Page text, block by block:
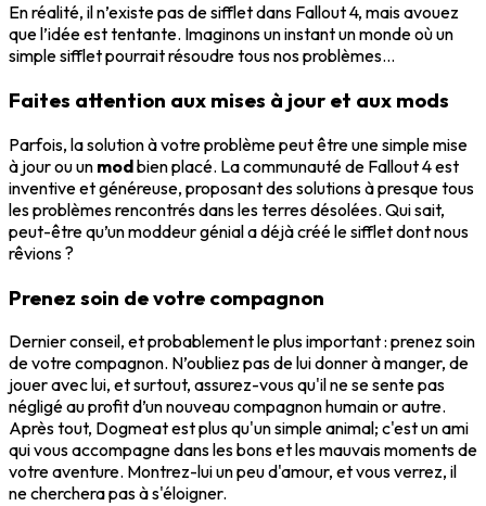
En réalité, il n’existe pas de sifflet dans Fallout 4, mais avouez
que l’idée est tentante. Imaginons un instant un monde où un
simple sifflet pourrait résoudre tous nos problèmes...
Faites attention aux mises à jour et aux mods
Parfois, la solution à votre problème peut être une simple mise
à jour ou un modbien placé. La communauté de Fallout 4 est
inventive et généreuse, proposant des solutions à presque tous
les problèmes rencontrés dans les terres désolées. Qui sait,
peut-être qu’un moddeur génial a déjà créé le sifflet dont nous
rêvions ?
Prenez soin de votre compagnon
Dernier conseil, et probablement le plus important : prenez soin
de votre compagnon. N’oubliez pas de lui donner à manger, de
jouer avec lui, et surtout, assurez-vous qu'il ne se sente pas
négligé au profit d’un nouveau compagnon humain or autre.
Après tout, Dogmeat est plus qu'un simple animal; c'est un ami
qui vous accompagne dans les bons et les mauvais moments de
votre aventure. Montrez-lui un peu d'amour, et vous verrez, il
ne cherchera pas à s'éloigner.